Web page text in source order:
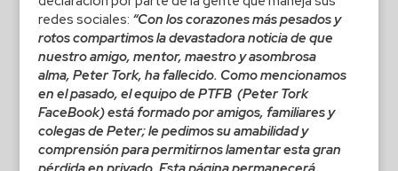
redes sociales: “Con los corazones más pesados ​​y
rotos compartimos la devastadora noticia de que
nuestro amigo, mentor, maestro y asombrosa
alma, Peter Tork, ha fallecido. Como mencionamos
en el pasado, el equipo de PTFB (Peter Tork
FaceBook) está formado por amigos, familiares y
colegas de Peter; le pedimos su amabilidad y
comprensión para permitirnos lamentar esta gran